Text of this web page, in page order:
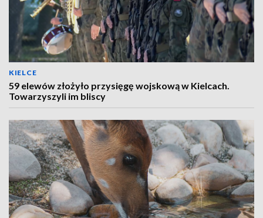
KIELCE
59 elewów złożyło przysięgę wojskową w Kielcach.
Towarzyszyli im bliscy